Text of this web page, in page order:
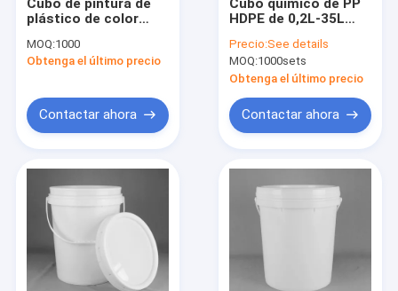
Cubo de pintura de
plástico de color
con tapa para
productos químicos
MOQ:1000
Obtenga el último precio
Contactar ahora
Cubo químico de PP
HDPE de 0,2L-35L
Precio:See details
MOQ:1000sets
Obtenga el último precio
Contactar ahora